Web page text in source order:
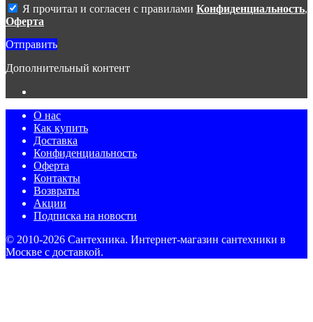
Я прочитал и согласен с правилами Конфиденциальность,
Оферта
Отправить
Дополнительный контент
О нас
Как купить
Доставка
Конфиденциальность
Оферта
Контакты
Возвраты
Акции
Подписка на новости
© 2010-2026 Сантехника. Интернет-магазин сантехники в
Москве с доставкой.